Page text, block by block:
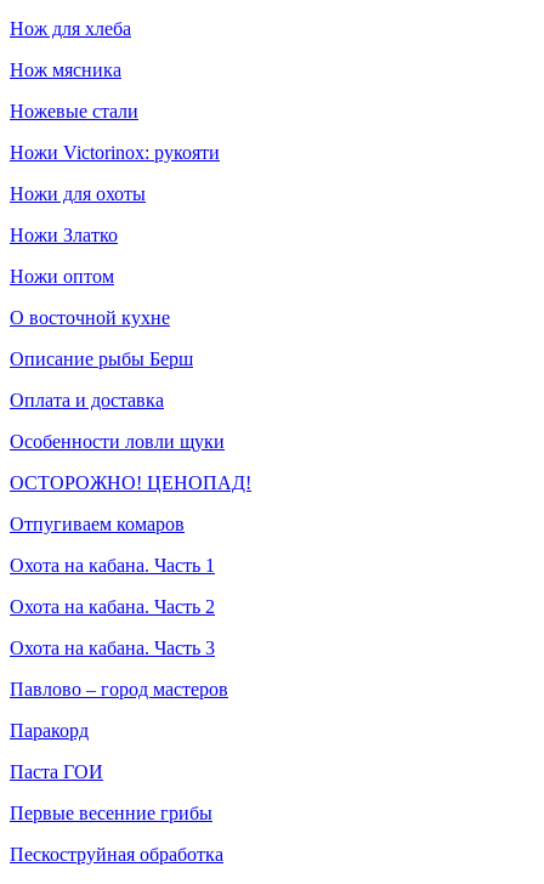
Нож для хлеба
Нож мясника
Ножевые стали
Ножи Victorinox: рукояти
Ножи для охоты
Ножи Златко
Ножи оптом
О восточной кухне
Описание рыбы Берш
Оплата и доставка
Особенности ловли щуки
ОСТОРОЖНО! ЦЕНОПАД!
Отпугиваем комаров
Охота на кабана. Часть 1
Охота на кабана. Часть 2
Охота на кабана. Часть 3
Павлово – город мастеров
Паракорд
Паста ГОИ
Первые весенние грибы
Пескоструйная обработка